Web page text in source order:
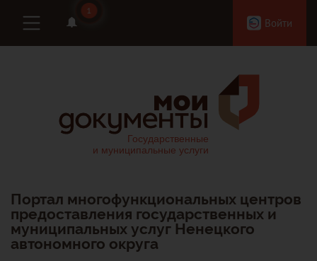
1
1
Войти
Портал многофункциональных центров
предоставления государственных и
муниципальных услуг Ненецкого
автономного округа